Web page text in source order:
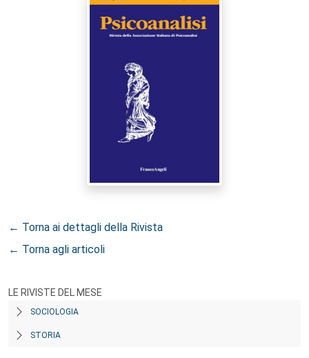
← Torna ai dettagli della Rivista
← Torna agli articoli
LE RIVISTE DEL MESE
SOCIOLOGIA
STORIA